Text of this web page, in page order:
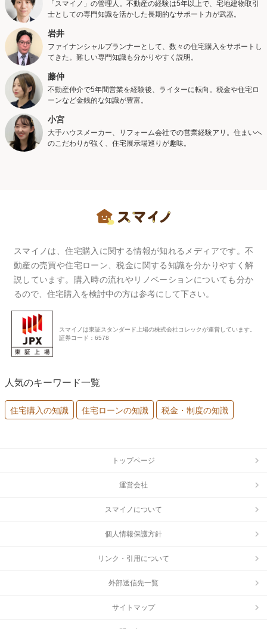
「スマイノ」の管理人。不動産の経験は5年以上で、宅地建物取引
士としての専門知識を活かした長期的なサポート力が武器。
岩井
ファイナンシャルプランナーとして、数々の住宅購入をサポートし
てきた。難しい専門知識も分かりやすく説明。
藤仲
不動産仲介で5年間営業を経験後、ライターに転向。税金や住宅ロ
ーンなど金銭的な知識が豊富。
小宮
大手ハウスメーカー、リフォーム会社での営業経験アリ。住まいへ
のこだわりが強く、住宅展示場巡りが趣味。
スマイノは、住宅購入に関する情報が知れるメディアです。不
動産の売買や住宅ローン、税金に関する知識を分かりやすく解
説しています。購入時の流れやリノベーションについても分か
るので、住宅購入を検討中の方は参考にして下さい。
スマイノは東証スタンダード上場の株式会社コレックが運営しています。
証券コード：6578
人気のキーワード一覧
住宅購入の知識 住宅ローンの知識 税金・制度の知識
トップページ
運営会社
スマイノについて
個人情報保護方針
リンク・引用について
外部送信先一覧
サイトマップ